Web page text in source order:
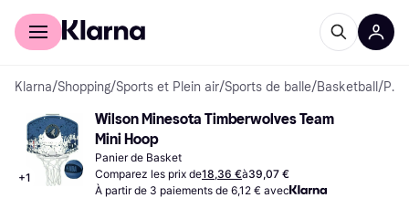
Acheter avec Klarna
Klarna/Shopping/Sports et Plein air/Sports de balle/Basketball / Paniers de Basket
+1
Wilson Minesota Timberwolves Team
Mini Hoop
Panier de Basket
Comparez les prix de18,36 €à39,07 €
À partir de 3 paiements de 6,12 € avec